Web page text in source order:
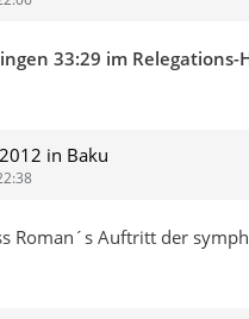
33:29 im Relegations-
in Baku
Roman´s Auftritt der